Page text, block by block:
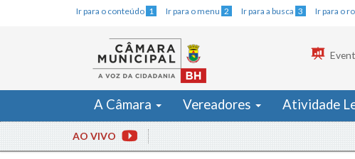
Ir para o conteúdo 1 Ir para o menu 2 Ir para a busca 3 Ir para o
A Câmara Vereadores Atividade
AO VIVO